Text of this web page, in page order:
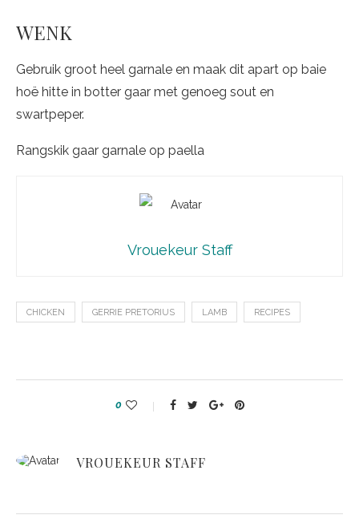
WENK
Gebruik groot heel garnale en maak dit apart op baie
hoë hitte in botter gaar met genoeg sout en
swartpeper.
Rangskik gaar garnale op paella
Vrouekeur Staff
CHICKEN GERRIE PRETORIUS LAMB RECIPES
0
VROUEKEUR STAFF